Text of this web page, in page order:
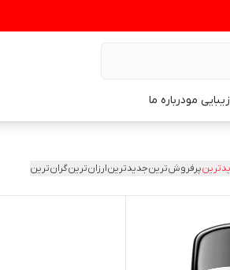
زیبایی مودرباره ما
پرفروش‌ترینجدیدترینارزان‌ترینگران‌ترین